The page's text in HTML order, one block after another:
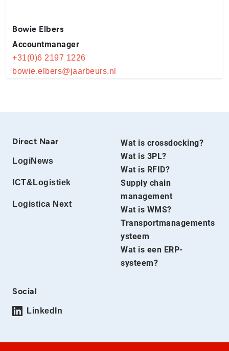
Bowie Elbers
Accountmanager
+31(0)6 2197 1226
bowie.elbers@jaarbeurs.nl
Direct Naar
LogiNews
ICT&Logistiek
Logistica Next
Wat is crossdocking?
Wat is 3PL?
Wat is RFID?
Supply chain
management
Wat is WMS?
Transportmanagements
ysteem
Wat is een ERP-
systeem?
Social
LinkedIn